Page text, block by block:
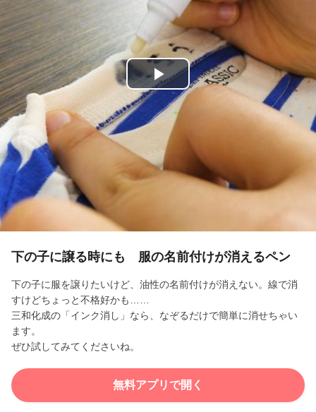
P
l
a
i
d
e
下の子に譲る時にも 服の名前付けが消えるペン
下の子に服を譲りたいけど、油性の名前付けが消えない。線で消
すけどちょっと不格好かも……
三和化成の「インク消し」なら、なぞるだけで簡単に消せちゃい
ます。
ぜひ試してみてくださいね。
無料アプリで開く